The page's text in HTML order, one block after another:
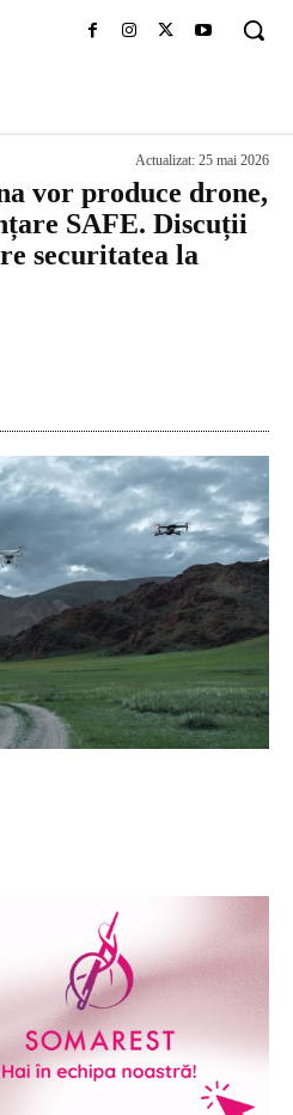
Actualizat: 25 mai 2026
vor produce drone,
SAFE. Discuții
securitatea la